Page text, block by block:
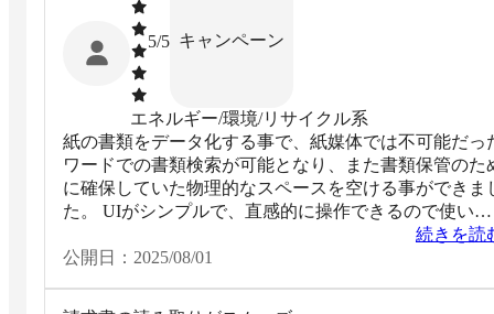
5/5 キャンペーン
エネルギー/環境/リサイクル系
紙の書類をデータ化する事で、紙媒体では不可能だっ
ワードでの書類検索が可能となり、また書類保管のた
に確保していた物理的なスペースを空ける事ができま
た。 UIがシンプルで、直感的に操作できるので使い方
で躓く社員もいませんし、価格的にも高すぎず導入ハ
ドルが低かったです。
続きを読
公開日： 2025/08/01